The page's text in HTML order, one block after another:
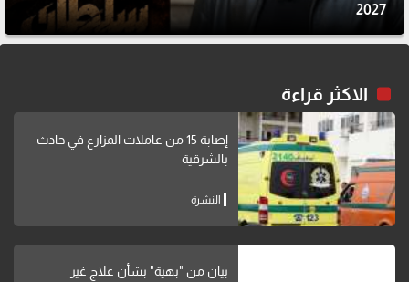
2027
الاكثر قراءة
إصابة 15 من عاملات المزارع في حادث
بالشرقية
النشرة
بيان من "بهية" بشأن علاج غير